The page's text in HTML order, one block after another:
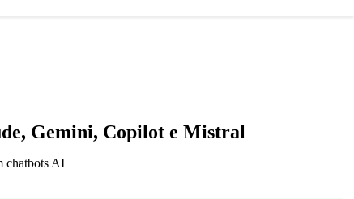
Gemini, Copilot e Mistral
chatbots AI